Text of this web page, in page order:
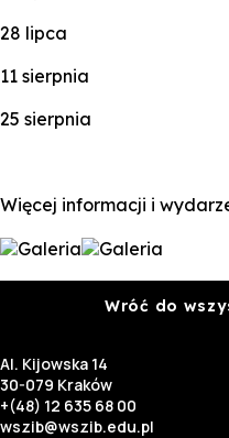
28 lipca
11 sierpnia
25 sierpnia
Więcej informacji i
Wróć do
Al. Kijowska 14
30-079 Kraków
+(48) 12 635 68 00
wszib@wszib.edu.pl